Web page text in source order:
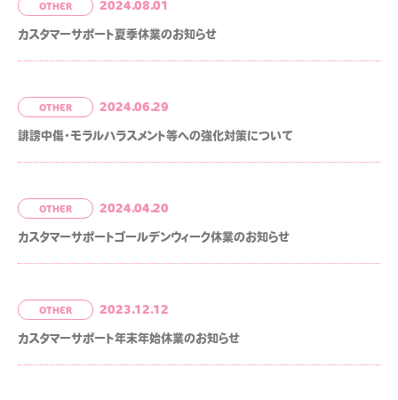
LOGIN
MOVIE
CALENDAR
ちゃんのわんダフルライ
OTHER 2024.08.01
カスタマーサポート夏季休業のお知らせ
OTHER 2024.06.29
誹謗中傷・モラルハラスメント等への強化対策について
OTHER 2024.04.20
カスタマーサポートゴールデンウィーク休業のお知らせ
OTHER 2023.12.12
カスタマーサポート年末年始休業のお知らせ